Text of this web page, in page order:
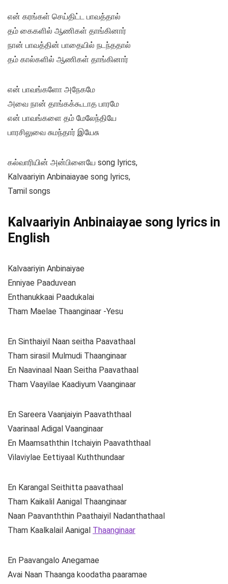
என் கரங்கள் செய்திட்ட பாவத்தால்
தம் கைகளில் ஆணிகள் தாங்கினார்
நான் பாவத்தின் பாதையில் நடந்ததால்
தம் கால்களில் ஆணிகள் தாங்கினார்
என் பாவங்களோ அநேகமே
அவை நான் தாங்கக்கூடாத பாரமே
என் பாவங்களை தம் மேலேந்தியே
பாரசிலுவை சுமந்தார் இயேசு
கல்வாரியின் அன்பினையே song lyrics,
Kalvaariyin Anbinaiayae song lyrics,
Tamil songs
Kalvaariyin Anbinaiayae song lyrics in
English
Kalvaariyin Anbinaiyae
Enniyae Paaduvean
Enthanukkaai Paadukalai
Tham Maelae Thaanginaar -Yesu
En Sinthaiyil Naan seitha Paavathaal
Tham sirasil Mulmudi Thaanginaar
En Naavinaal Naan Seitha Paavathaal
Tham Vaayilae Kaadiyum Vaanginaar
En Sareera Vaanjaiyin Paavaththaal
Vaarinaal Adigal Vaanginaar
En Maamsaththin Itchaiyin Paavaththaal
Vilaviylae Eettiyaal Kuththundaar
En Karangal Seithitta paavathaal
Tham Kaikalil Aanigal Thaanginaar
Naan Paavanththin Paathaiyil Nadanthathaal
Tham Kaalkalail Aanigal Thaanginaar
En Paavangalo Anegamae
Avai Naan Thaanga koodatha paaramae